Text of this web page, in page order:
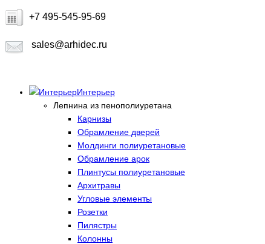
+7 495-545-95-69
sales@arhidec.ru
Интерьер
Лепнина из пенополиуретана
Карнизы
Обрамление дверей
Молдинги полиуретановые
Обрамление арок
Плинтусы полиуретановые
Архитравы
Угловые элементы
Розетки
Пилястры
Колонны